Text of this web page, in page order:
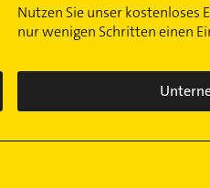
Nutzen Sie unser kostenloses
nur wenigen Schritten einen